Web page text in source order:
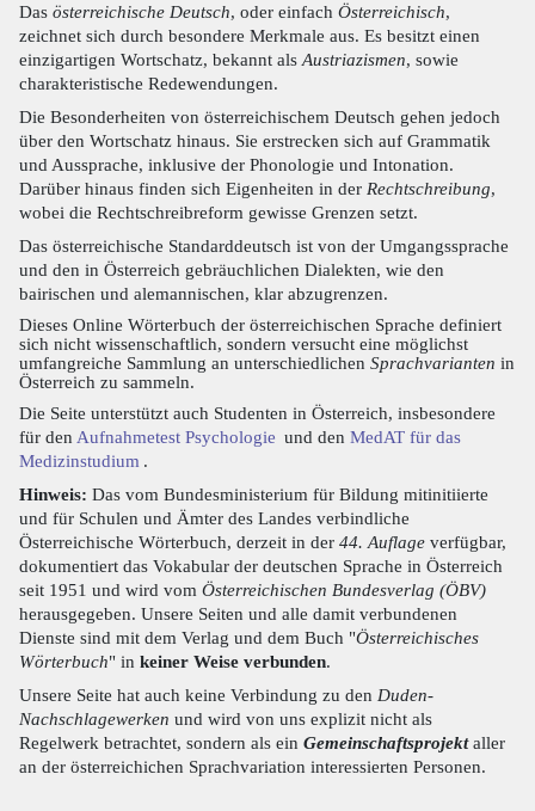
Das österreichische Deutsch, oder einfach Österreichisch,
zeichnet sich durch besondere Merkmale aus. Es besitzt einen
einzigartigen Wortschatz, bekannt alsAustriazismen, sowie
charakteristische Redewendungen.
Die Besonderheiten von österreichischem Deutsch gehen jedoch
über den Wortschatz hinaus. Sie erstrecken sich auf Grammatik
und Aussprache, inklusive der Phonologie und Intonation.
Darüber hinaus finden sich Eigenheiten in der Rechtschreibung,
wobei die Rechtschreibreform gewisse Grenzen setzt.
Das österreichische Standarddeutsch ist von der Umgangssprache
und den in Österreich gebräuchlichen Dialekten, wie den
bairischen und alemannischen, klar abzugrenzen.
Dieses Online Wörterbuch der österreichischen Sprache definiert
sich nicht wissenschaftlich, sondern versucht eine möglichst
umfangreiche Sammlung an unterschiedlichen Sprachvarianten in
Österreich zu sammeln.
Die Seite unterstützt auch Studenten in Österreich, insbesondere
für den Aufnahmetest Psychologie und den MedAT für das
Medizinstudium .
Hinweis: Das vom Bundesministerium für Bildung mitinitiierte
und für Schulen und Ämter des Landes verbindliche
Österreichische Wörterbuch, derzeit in der 44. Auflage verfügbar,
dokumentiert das Vokabular der deutschen Sprache in Österreich
seit 1951 und wird vom Österreichischen Bundesverlag (ÖBV)
herausgegeben. Unsere Seiten und alle damit verbundenen
Dienste sind mit dem Verlag und dem Buch "Österreichisches
Wörterbuch" in keiner Weise verbunden.
Unsere Seite hat auch keine Verbindung zu den Duden-
Nachschlagewerken und wird von uns explizit nicht als
Regelwerk betrachtet, sondern als ein Gemeinschaftsprojektaller
an der österreichichen Sprachvariation interessierten Personen.